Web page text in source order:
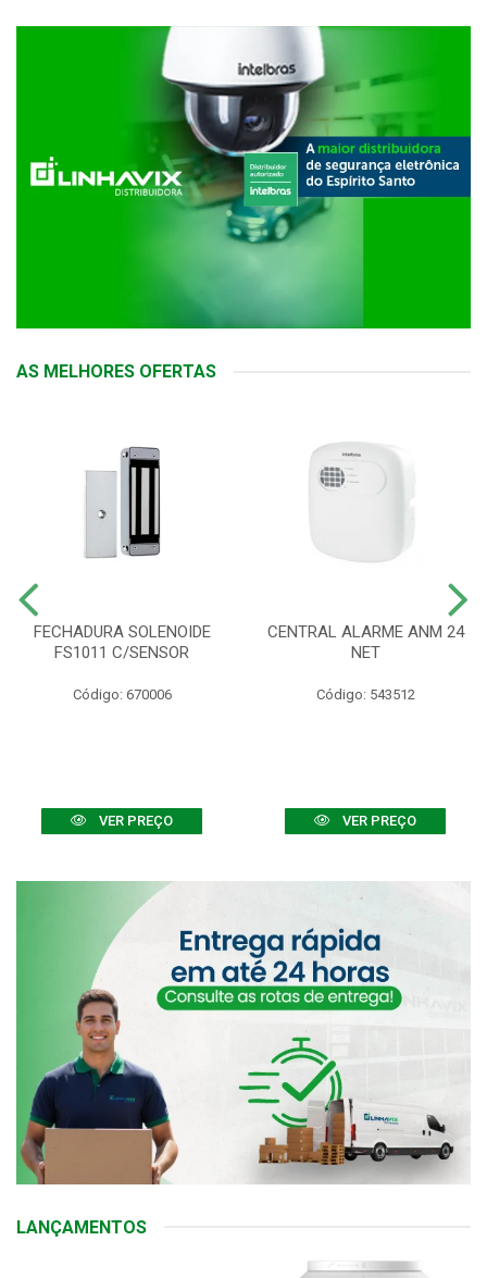
AS MELHORES OFERTAS
FECHADURA SOLENOIDE
FS1011 C/SENSOR
Código: 670006
VER PREÇO
CENTRAL ALARME ANM 24
NET
Código: 543512
VER PREÇO
LANÇAMENTOS